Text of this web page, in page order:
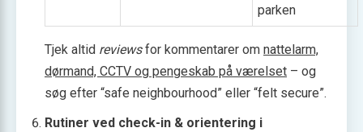
parken
Tjek altid reviewsfor kommentarer om nattelarm,
dørmand, CCTV og pengeskab på værelset – og
søg efter “safe neighbourhood” eller “felt secure”.
Rutiner ved check-in & orientering i